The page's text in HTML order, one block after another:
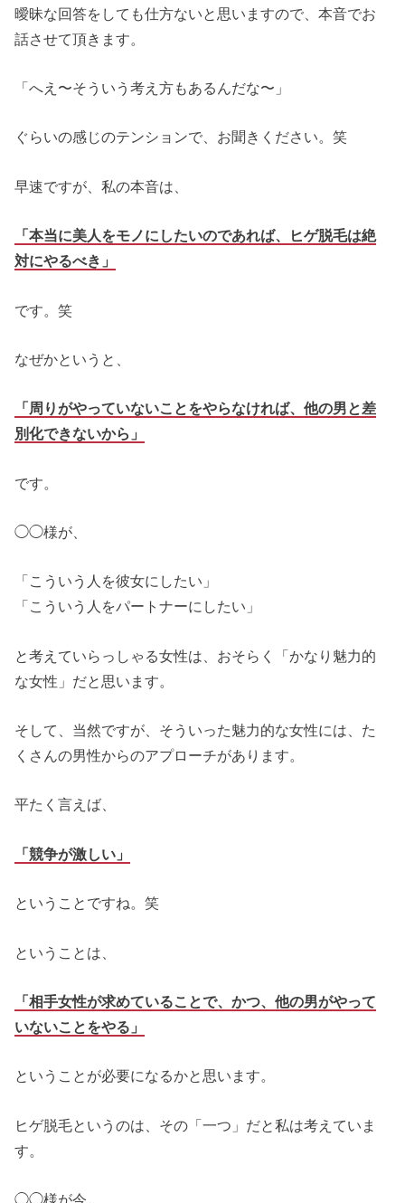
曖昧な回答をしても仕方ないと思いますので、本音でお
話させて頂きます。
「へえ〜そういう考え方もあるんだな〜」
ぐらいの感じのテンションで、お聞きください。笑
早速ですが、私の本音は、
「本当に美人をモノにしたいのであれば、ヒゲ脱毛は絶
対にやるべき」
です。笑
なぜかというと、
「周りがやっていないことをやらなければ、他の男と差
別化できないから」
です。
◯◯様が、
「こういう人を彼女にしたい」
「こういう人をパートナーにしたい」
と考えていらっしゃる女性は、おそらく「かなり魅力的
な女性」だと思います。
そして、当然ですが、そういった魅力的な女性には、た
くさんの男性からのアプローチがあります。
平たく言えば、
「競争が激しい」
ということですね。笑
ということは、
「相手女性が求めていることで、かつ、他の男がやって
いないことをやる」
ということが必要になるかと思います。
ヒゲ脱毛というのは、その「一つ」だと私は考えていま
す。
◯◯様が今、